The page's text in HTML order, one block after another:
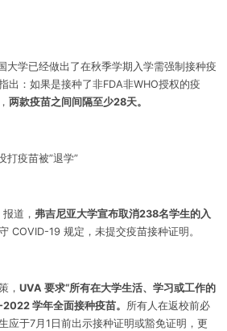
大学已经做出了在秋季学期入学需强制接种疫
出：如果是接种了非FDA非WHO授权的疫
两款疫苗之间间隔至少28天。
打疫苗被”退学”
道， 弗吉尼亚大学宣布取消238名学生的入
COVID-19 规定，未提交疫苗接种证明。
， UVA 要求“所有在大学生活、学习或工作的
学年全面接种疫苗。 所有人在返校前必
应于7月1日前出示接种证明或豁免证明，更